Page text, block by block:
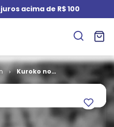
acima de R$ 100
Kuroko no
Basket # 20